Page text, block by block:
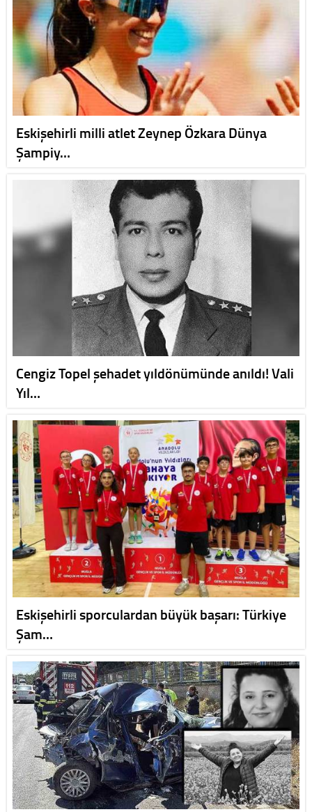
Eskişehirli milli atlet Zeynep Özkara Dünya
Şampiy…
Cengiz Topel şehadet yıldönümünde anıldı! Vali
Yıl…
Eskişehirli sporculardan büyük başarı: Türkiye
Şam…